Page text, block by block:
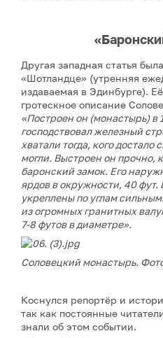
Другая западная статья
«Шотландце» (утренняя
издаваемая в Эдинбурге).
гротескное описание
«Построен он (монастырь) в
господствовал железный
хватали тогда, кого достало
могли. Выстроен он прочно,
баронский замок. Его
ярдов в окружности, 40 фут.
укреплены по углам
из огромных гранитных
7-8 футов в диаметре».
Cоловецкий монастырь.
Коснулся репортёр и
так как постоянные
знали об этом событии.